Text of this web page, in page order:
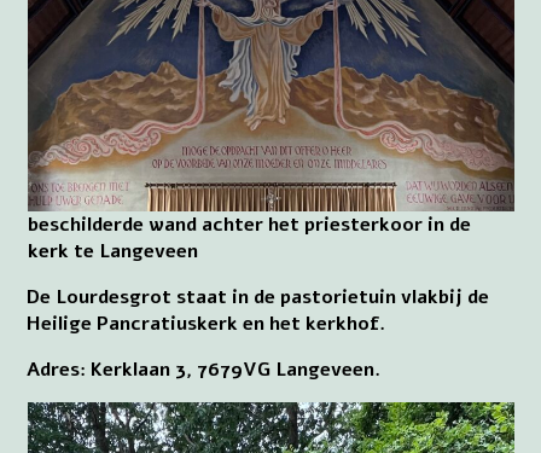
beschilderde wand achter het priesterkoor in de
kerk te Langeveen
De Lourdesgrot staat in de pastorietuin vlakbij de
Heilige Pancratiuskerk en het kerkhof.
Adres: Kerklaan 3, 7679VG Langeveen.